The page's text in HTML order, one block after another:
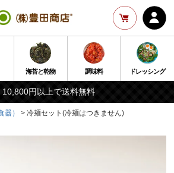
海苔と乾物 調味料 ドレッシング
10,800円以上で送料無料
器） 冷麺セット(冷麺はつきません)